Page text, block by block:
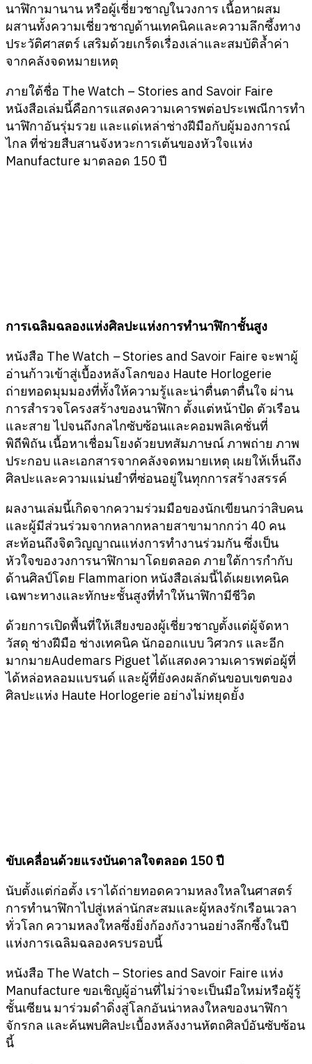
นาฬิกามานาน หรือผู้เชี่ยวชาญในวงการ เนื้อหาผสม
ผสานทั้งความเชี่ยวชาญด้านเทคนิคและความลึกซึ้งทาง
ประวัติศาสตร์ เสริมด้วยเกร็ดเรื่องเล่าและสมบัติล้ำค่า
จากคลังจดหมายเหตุ
ภายใต้ชื่อ The Watch – Stories and Savoir Faire
หนังสือเล่มนี้คือการแสดงความเคารพต่อประเพณีการทำ
นาฬิกาอันรุ่มรวย และแด่เหล่าช่างฝีมือกับผู้มองการณ์
ไกล ที่ช่วยสืบสานจังหวะการเต้นของหัวใจแห่ง
Manufacture มาตลอด 150 ปี
การเฉลิมฉลองแห่งศิลปะแห่งการทำนาฬิกาชั้นสูง
หนังสือ The Watch –Stories and Savoir Faire จะพาผู้
อ่านก้าวเข้าสู่เบื้องหลังโลกของ Haute Horlogerie
ถ่ายทอดมุมมองที่ทั้งให้ความรู้และน่าตื่นตาตื่นใจ ผ่าน
การสำรวจโครงสร้างของนาฬิกา ตั้งแต่หน้าปัด ตัวเรือน
และสาย ไปจนถึงกลไกซับซ้อนและคอมพลิเคชั่นที่
พิถีพิถัน เนื้อหาเชื่อมโยงด้วยบทสัมภาษณ์ ภาพถ่าย ภาพ
ประกอบ และเอกสารจากคลังจดหมายเหตุ เผยให้เห็นถึง
ศิลปะและความแม่นยำที่ซ่อนอยู่ในทุกการสร้างสรรค์
ผลงานเล่มนี้เกิดจากความร่วมมือของนักเขียนกว่าสิบคน
และผู้มีส่วนร่วมจากหลากหลายสาขามากกว่า 40 คน
สะท้อนถึงจิตวิญญาณแห่งการทำงานร่วมกัน ซึ่งเป็น
หัวใจของวงการนาฬิกามาโดยตลอด ภายใต้การกำกับ
ด้านศิลป์โดย Flammarion หนังสือเล่มนี้ได้เผยเทคนิค
เฉพาะทางและทักษะชั้นสูงที่ทำให้นาฬิกามีชีวิต
ด้วยการเปิดพื้นที่ให้เสียงของผู้เชี่ยวชาญตั้งแต่ผู้จัดหา
วัสดุ ช่างฝีมือ ช่างเทคนิค นักออกแบบ วิศวกร และอีก
มากมายAudemars Piguet ได้แสดงความเคารพต่อผู้ที่
ได้หล่อหลอมแบรนด์ และผู้ที่ยังคงผลักดันขอบเขตของ
ศิลปะแห่ง Haute Horlogerie อย่างไม่หยุดยั้ง
ขับเคลื่อนด้วยแรงบันดาลใจตลอด 150 ปี
นับตั้งแต่ก่อตั้ง เราได้ถ่ายทอดความหลงใหลในศาสตร์
การทำนาฬิกาไปสู่เหล่านักสะสมและผู้หลงรักเรือนเวลา
ทั่วโลก ความหลงใหลซึ่งยิ่งก้องกังวานอย่างลึกซึ้งในปี
แห่งการเฉลิมฉลองครบรอบนี้
หนังสือ The Watch – Stories and Savoir Faire แห่ง
Manufacture ขอเชิญผู้อ่านที่ไม่ว่าจะเป็นมือใหม่หรือผู้รู้
ชั้นเซียน มาร่วมดำดิ่งสู่โลกอันน่าหลงใหลของนาฬิกา
จักรกล และค้นพบศิลปะเบื้องหลังงานหัตถศิลป์อันซับซ้อน
นี้